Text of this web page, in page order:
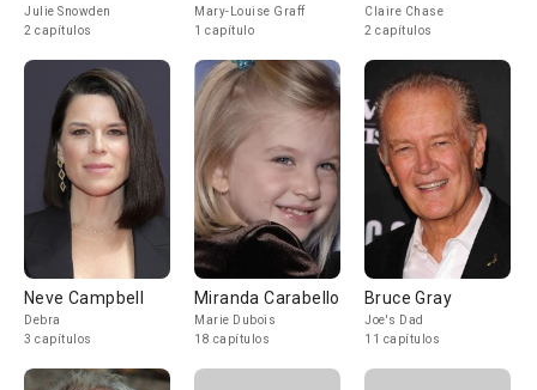
Julie Snowden
2 capítulos
Mary-Louise Graff
1 capítulo
Claire Chase
2 capítulos
Neve Campbell
Debra
3 capítulos
Miranda Carabello
Marie Dubois
18 capítulos
Bruce Gray
Joe's Dad
11 capítulos